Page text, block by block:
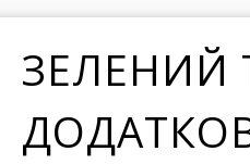
ЗЕЛЕНИЙ